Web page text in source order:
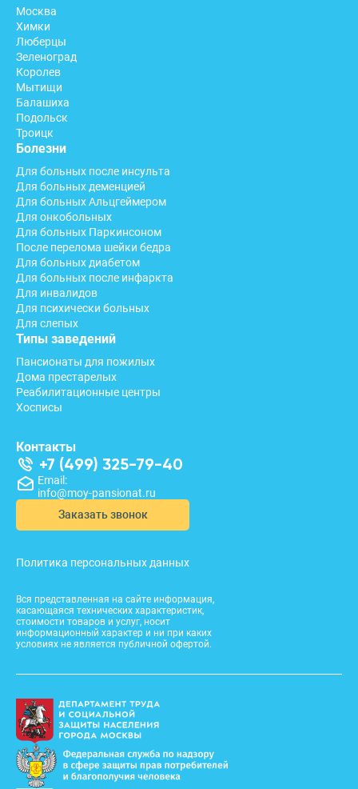
Вся представленная на сайте информация,
касающаяся технических характеристик,
стоимости товаров и услуг, носит
информационный характер и ни при каких
условиях не является публичной офертой.
Москва
Химки
Люберцы
Зеленоград
Королев
Мытищи
Балашиха
Подольск
Троицк
Болезни
Для больных после инсульта
Для больных деменцией
Для больных Альцгеймером
Для онкобольных
Для больных Паркинсоном
После перелома шейки бедра
Для больных диабетом
Для больных после инфаркта
Для инвалидов
Для психически больных
Для слепых
Типы заведений
Пансионаты для пожилых
Дома престарелых
Реабилитационные центры
Хосписы
Контакты
+7 (499) 325-79-40
Email:
info@moy-pansionat.ru
Заказать звонок
Политика персональных данных